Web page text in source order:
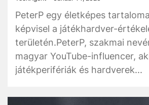
PeterP egy életképes
képvisel a játékhardver-
területén.PeterP, szakmai
magyar YouTube-influencer,
játékperifériák és hardverek...